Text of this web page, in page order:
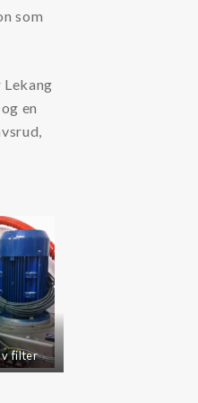
som
en
filter